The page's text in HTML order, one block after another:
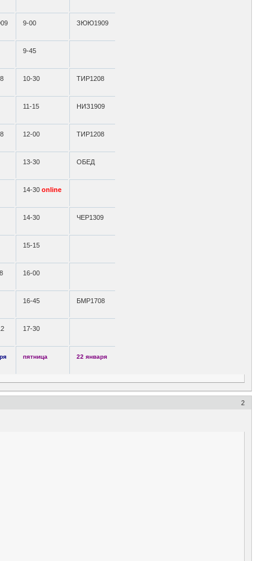
9-00 ЗЮЮ1909
9-45
10-30 ТИР1208
11-15 НИЗ1909
12-00 ТИР1208
13-30 ОБЕД
14-30online
14-30 ЧЕР1309
15-15
16-00
16-45 БМР1708
17-30
пятница 22 января
2